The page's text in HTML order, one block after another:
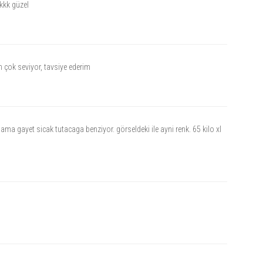
güzel
çok seviyor, tavsiye ederim
gayet sicak tutacaga benziyor. görseldeki ile ayni renk. 65 kilo xl